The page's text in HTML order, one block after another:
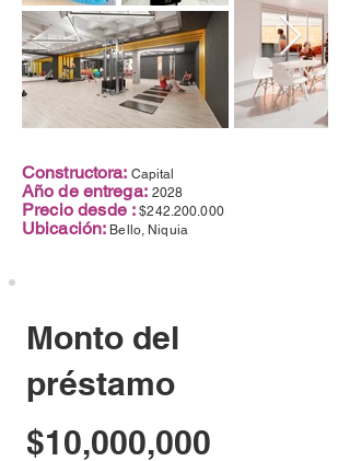
Constructora: Capital
Año de entrega: 2028
Precio desde : $242.200.000
Ubicación: Bello, Niquia
Monto del
préstamo
$10,000,000